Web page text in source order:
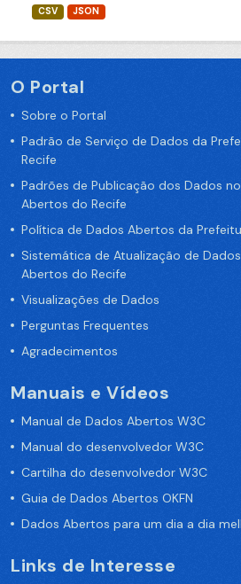
CSV JSON
O Portal
Sobre o Portal
Padrão de Serviço de Dados da
Recife
Padrões de Publicação dos Dados
Abertos do Recife
Política de Dados Abertos da
Sistemática de Atualização de
Abertos do Recife
Visualizações de Dados
Perguntas Frequentes
Agradecimentos
Manuais e Vídeos
Manual de Dados Abertos W3C
Manual do desenvolvedor W3C
Cartilha do desenvolvedor W3C
Guia de Dados Abertos OKFN
Dados Abertos para um dia a dia
Links de Interesse